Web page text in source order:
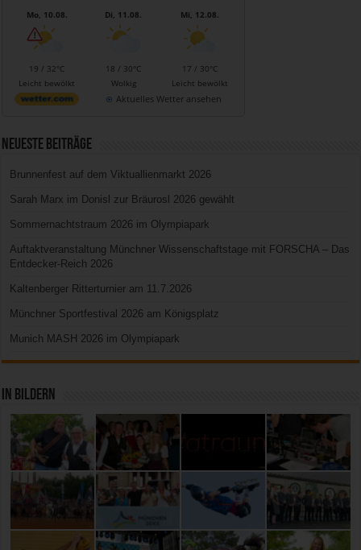
Mo, 10.08.
19 / 32°C
Leicht bewölkt
Di, 11.08.
18 / 30°C
Wolkig
Mi, 12.08.
17 / 30°C
Leicht bewölkt
Aktuelles Wetter ansehen
Neueste Beiträge
Brunnenfest auf dem Viktuallienmarkt 2026
Sarah Marx im Donisl zur Bräurosl 2026 gewählt
Sommernachtstraum 2026 im Olympiapark
Auftaktveranstaltung Münchner Wissenschaftstage mit FORSCHA – Das
Entdecker-Reich 2026
Kaltenberger Ritterturnier am 11.7.2026
Münchner Sportfestival 2026 am Königsplatz
Munich MASH 2026 im Olympiapark
In Bildern